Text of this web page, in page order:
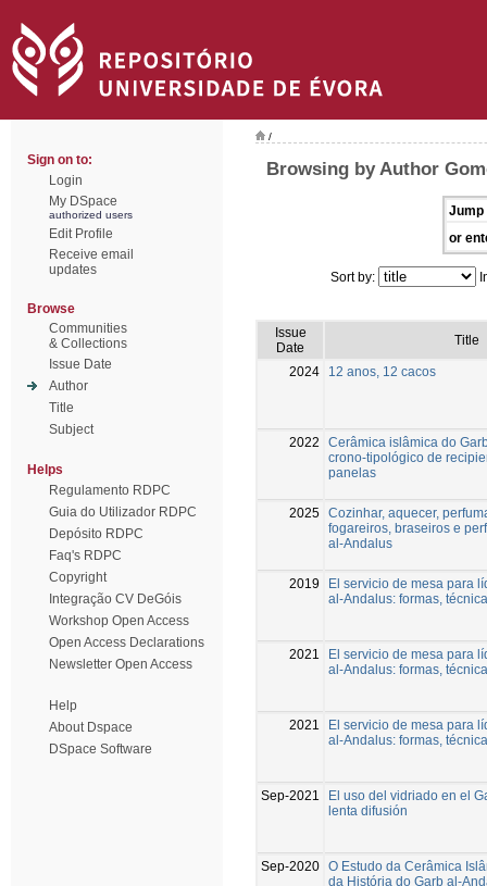
Sign on to:
Login
My DSpace
authorized users
Edit Profile
Receive email
updates
Browse
Communities
& Collections
Issue Date
Author
Title
Subject
Helps
Regulamento RDPC
Guia do Utilizador RDPC
Depósito RDPC
Faq's RDPC
Copyright
Integração CV DeGóis
Workshop Open Access
Open Access Declarations
Newsletter Open Access
Help
About Dspace
DSpace Software
/
Browsing by Author
Jump
or
Sort by:
Issue
Date
Title
2024 12 anos, 12 cacos
2022
Cerâmica islâmica do
crono-tipológico de
panelas
2025 Cozinhar, aquecer,
fogareiros, braseiros e
al-Andalus
2019
El servicio de mesa para
al-Andalus: formas,
2021
El servicio de mesa para
al-Andalus: formas,
2021
El servicio de mesa para
al-Andalus: formas,
Sep-2021
El uso del vidriado en el
lenta difusión
Sep-2020 O Estudo da Cerâmica
da História do Garb al-